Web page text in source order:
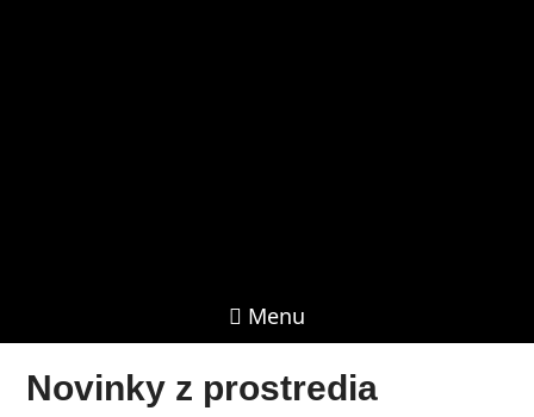
Menu
Novinky z prostredia